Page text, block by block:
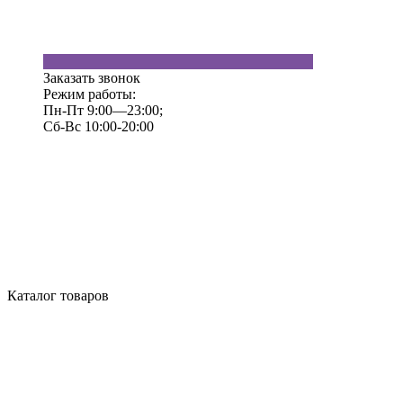
Заказать звонок
Режим работы:
Пн-Пт 9:00—23:00;
Сб-Вс 10:00-20:00
Каталог товаров